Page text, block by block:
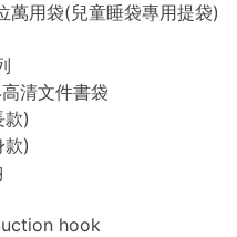
萬用袋(兒童睡袋專用提袋)
清文件書袋
款)
款)
hook